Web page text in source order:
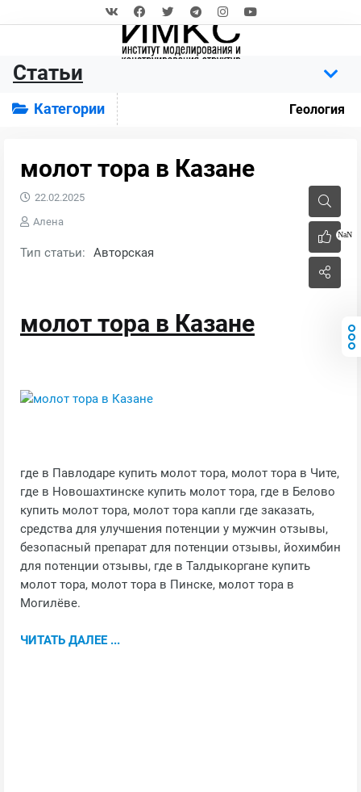
Статьи
Категории Геология
молот тора в Казане
NaN
22.02.2025
Алена
Тип статьи: Авторская
молот тора в Казане
где в Павлодаре купить молот тора, молот тора в Чите,
где в Новошахтинске купить молот тора, где в Белово
купить молот тора, молот тора капли где заказать,
средства для улучшения потенции у мужчин отзывы,
безопасный препарат для потенции отзывы, йохимбин
для потенции отзывы, где в Талдыкоргане купить
молот тора, молот тора в Пинске, молот тора в
Могилёве.
ЧИТАТЬ ДАЛЕЕ ...